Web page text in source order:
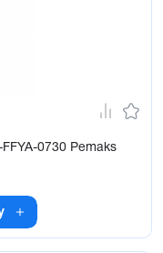
0730 Pemaks